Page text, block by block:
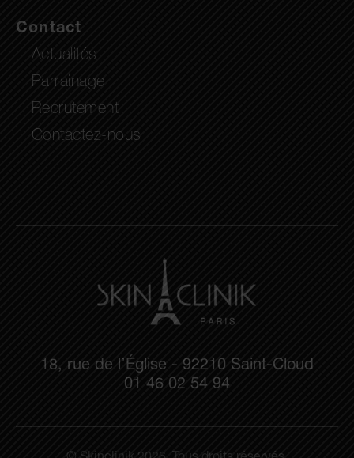
Contact
Actualités
Parrainage
Recrutement
Contactez-nous
18, rue de l’Église - 92210 Saint-Cloud
01 46 02 54 94